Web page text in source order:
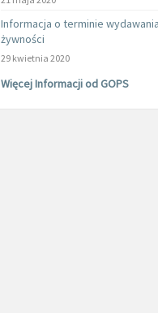
Informacja o terminie wydawania
żywności
29 kwietnia 2020
Więcej Informacji od GOPS